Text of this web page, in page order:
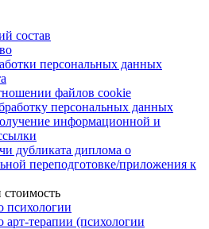
состав
персональных данных
файлов cookie
персональных данных
информационной и
дубликата диплома о
переподготовке/приложения к
терапии (психологии